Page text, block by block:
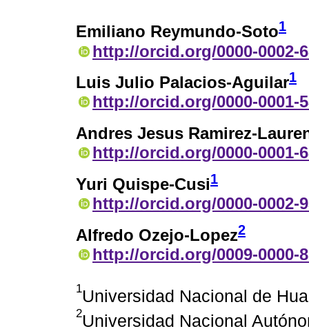
Emiliano Reymundo-Soto1
http://orcid.org/0000-0002-
Luis Julio Palacios-Aguilar1
http://orcid.org/0000-0001-
Andres Jesus Ramirez-
http://orcid.org/0000-0001-
Yuri Quispe-Cusi1
http://orcid.org/0000-0002-
Alfredo Ozejo-Lopez2
http://orcid.org/0009-0000-
1Universidad Nacional de
2Universidad Nacional